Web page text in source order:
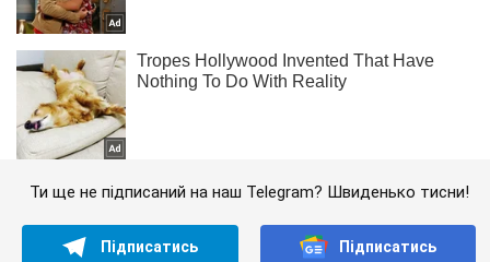
Ти ще не підписаний на наш Telegram? Швиденько тисни!
Підписатись Підписатись